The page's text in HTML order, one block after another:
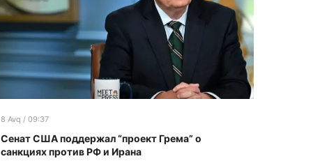
8 Avq / 09:37
Сенат США поддержал “проект Грема” о
санкциях против РФ и Ирана